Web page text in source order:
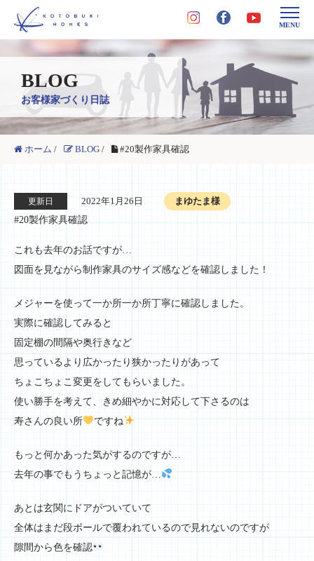
MENU
BLOG
お客様家づくり日誌
ホーム / BLOG / #20製作家具確認
更新日 2022年1月26日
まゆたま様
#20製作家具確認
これも去年のお話ですが…
図面を見ながら制作家具のサイズ感などを確認しました！
メジャーを使って一か所一か所丁寧に確認しました。
実際に確認してみると
固定棚の間隔や奥行きなど
思っているより広かったり狭かったりがあって
ちょこちょこ変更をしてもらいました。
使い勝手を考えて、きめ細やかに対応して下さるのは
寿さんの良い所
ですね
もっと何かあった気がするのですが…
去年の事でもうちょっと記憶が…
あとは玄関にドアがついていて
全体はまだ段ボールで覆われているので見れないのですが
隙間から色を確認